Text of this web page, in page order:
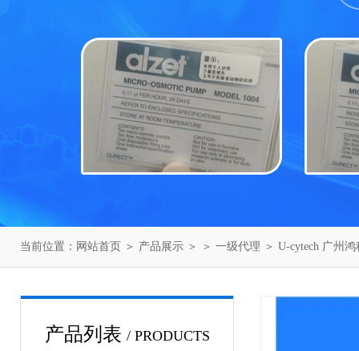
当前位置： 网站首页 ＞ 产品展示 ＞ ＞ 一级代理 ＞ U-cytech 广州
产品列表 / PRODUCTS